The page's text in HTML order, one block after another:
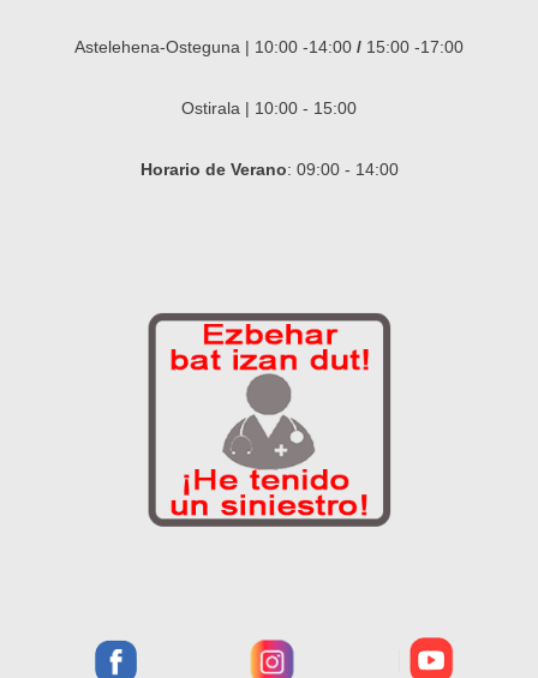
Astelehena-Osteguna | 10:00 -14:00 / 15:00 -17:00
Ostirala | 10:00 - 15:00
Horario de Verano: 09:00 - 14:00